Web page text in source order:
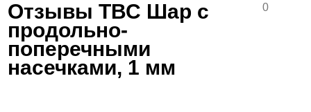
Отзывы ТВС Шар с
продольно-
поперечными
насечками, 1 мм
0